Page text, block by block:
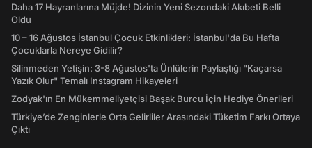
Daha 17 Hayranlarına Müjde! Dizinin Yeni Sezondaki Akıbeti Belli
Oldu
10 – 16 Ağustos İstanbul Çocuk Etkinlikleri: İstanbul'da Bu Hafta
Çocuklarla Nereye Gidilir?
Silinmeden Yetişin: 3-8 Ağustos'ta Ünlülerin Paylaştığı "Kaçarsa
Yazık Olur" Temalı Instagram Hikayeleri
Zodyak'ın En Mükemmeliyetçisi Başak Burcu İçin Hediye Önerileri
Türkiye’de Zenginlerle Orta Gelirliler Arasındaki Tüketim Farkı Ortaya
Çıktı